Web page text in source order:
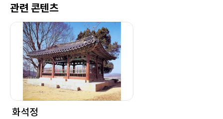
관련 콘텐츠
화석정